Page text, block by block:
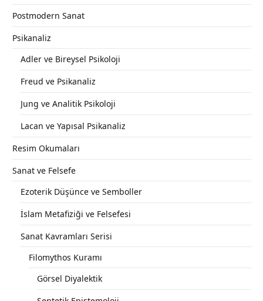
Postmodern Sanat
Psikanaliz
Adler ve Bireysel Psikoloji
Freud ve Psikanaliz
Jung ve Analitik Psikoloji
Lacan ve Yapısal Psikanaliz
Resim Okumaları
Sanat ve Felsefe
Ezoterik Düşünce ve Semboller
İslam Metafiziği ve Felsefesi
Sanat Kavramları Serisi
Filomythos Kuramı
Görsel Diyalektik